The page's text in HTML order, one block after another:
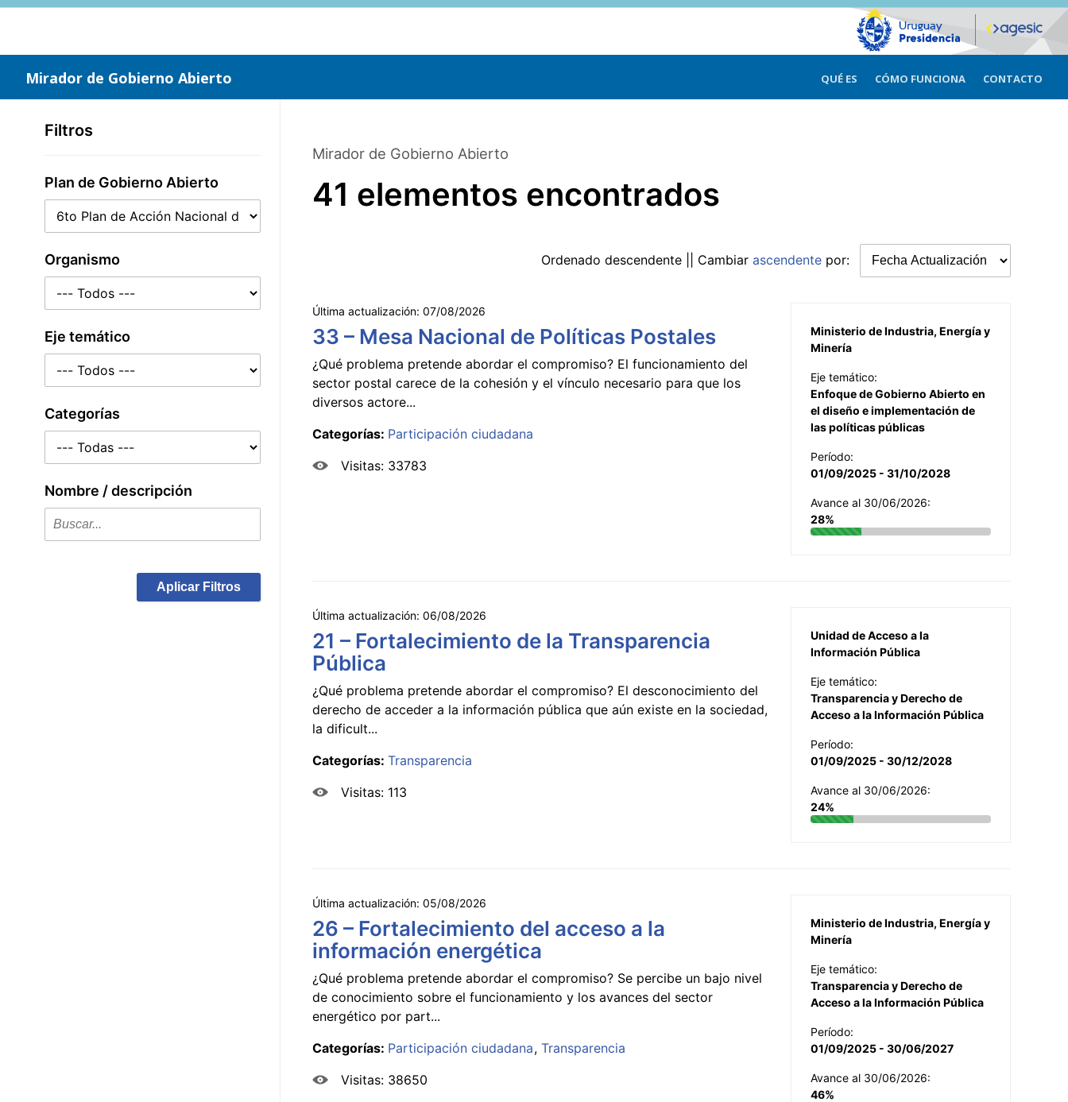
Saltar
Mirador de Gobierno Abierto QUÉ ES CÓMO FUNCIONA CONTACTO
Filtros
Plan de Gobierno Abierto
Organismo
Eje temático
Categorías
Nombre / descripción
Aplicar Filtros
Mirador de Gobierno Abierto
41 elementos encontrados
Ordenado descendente || Cambiar ascendente por:
Última actualización: 07/08/2026
33 – Mesa Nacional de Políticas Postales
¿Qué problema pretende abordar el compromiso? El funcionamiento del
sector postal carece de la cohesión y el vínculo necesario para que los
diversos actore...
Categorías: Participación ciudadana
Visitas: 33783
Ministerio de Industria, Energía y
Minería
Eje temático:
Enfoque de Gobierno Abierto en
el diseño e implementación de
las políticas públicas
Período:
01/09/2025 - 31/10/2028
Avance al 30/06/2026:
28%
Última actualización: 06/08/2026
21 – Fortalecimiento de la Transparencia
Pública
¿Qué problema pretende abordar el compromiso? El desconocimiento del
derecho de acceder a la información pública que aún existe en la sociedad,
la dificult...
Categorías: Transparencia
Visitas: 113
Unidad de Acceso a la
Información Pública
Eje temático:
Transparencia y Derecho de
Acceso a la Información Pública
Período:
01/09/2025 - 30/12/2028
Avance al 30/06/2026:
24%
Última actualización: 05/08/2026
26 – Fortalecimiento del acceso a la
información energética
¿Qué problema pretende abordar el compromiso? Se percibe un bajo nivel
de conocimiento sobre el funcionamiento y los avances del sector
energético por part...
Categorías: Participación ciudadana Transparencia
Visitas: 38650
Ministerio de Industria, Energía y
Minería
Eje temático:
Transparencia y Derecho de
Acceso a la Información Pública
Período:
01/09/2025 - 30/06/2027
Avance al 30/06/2026:
46%